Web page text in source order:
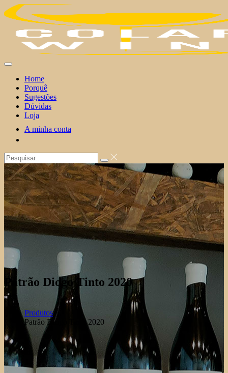
Skip
to
Home
Porquê
Sugestões
Dúvidas
Loja
A minha conta
Patrão Diogo Tinto 2020
Produtos
Patrão Diogo Tinto 2020